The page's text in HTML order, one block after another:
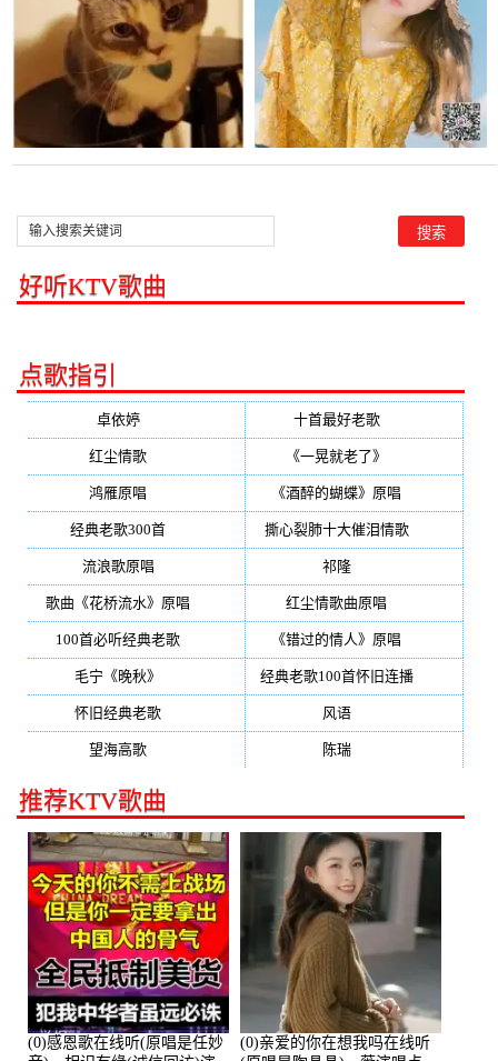
好听KTV歌曲
点歌指引
卓依婷(350) 十首最好老歌(300)
红尘情歌 《一晃就老了》
鸿雁原唱 《酒醉的蝴蝶》原唱
经典老歌300首 撕心裂肺十大催泪情歌(195)
流浪歌原唱 祁隆(188)
歌曲《花桥流水》原唱 红尘情歌曲原唱
100首必听经典老歌 《错过的情人》原唱
毛宁《晚秋》 经典老歌100首怀旧连播(134)
怀旧经典老歌 风语(132)
望海高歌 陈瑞(128)
推荐KTV歌曲
(0)感恩歌在线听(原唱是任妙
(0)亲爱的你在想我吗在线听